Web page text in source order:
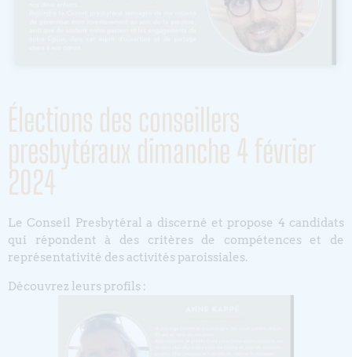
Élections des conseillers
presbytéraux dimanche 4 février
2024
Le Conseil Presbytéral a discerné et propose 4 candidats
qui répondent à des critères de compétences et de
représentativité des activités paroissiales.
Découvrez leurs profils :